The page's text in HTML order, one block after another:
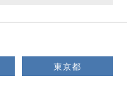
東京都